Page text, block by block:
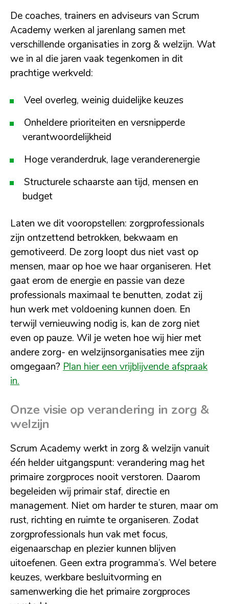
De coaches, trainers en adviseurs van Scrum
Academy werken al jarenlang samen met
verschillende organisaties in zorg & welzijn. Wat
we in al die jaren vaak tegenkomen in dit
prachtige werkveld:
Veel overleg, weinig duidelijke keuzes
Onheldere prioriteiten en versnipperde
verantwoordelijkheid
Hoge veranderdruk, lage veranderenergie
Structurele schaarste aan tijd, mensen en
budget
Laten we dit vooropstellen: zorgprofessionals
zijn ontzettend betrokken, bekwaam en
gemotiveerd. De zorg loopt dus niet vast op
mensen, maar op hoe we haar organiseren. Het
gaat erom de energie en passie van deze
professionals maximaal te benutten, zodat zij
hun werk met voldoening kunnen doen. En
terwijl vernieuwing nodig is, kan de zorg niet
even op pauze. Wil je weten hoe wij hier met
andere zorg- en welzijnsorganisaties mee zijn
omgegaan? Plan hier een vrijblijvende afspraak
in.
Onze visie op verandering in zorg &
welzijn
Scrum Academy werkt in zorg & welzijn vanuit
één helder uitgangspunt: verandering mag het
primaire zorgproces nooit verstoren. Daarom
begeleiden wij primair staf, directie en
management. Niet om harder te sturen, maar om
rust, richting en ruimte te organiseren. Zodat
zorgprofessionals hun vak met focus,
eigenaarschap en plezier kunnen blijven
uitoefenen. Geen extra programma’s. Wel betere
keuzes, werkbare besluitvorming en
samenwerking die het primaire zorgproces